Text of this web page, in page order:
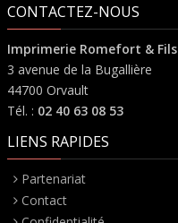
CONTACTEZ-NOUS
Imprimerie Romefort & Fils
3 avenue de la Bugallière
44700 Orvault
Tél. : 02 40 63 08 53
LIENS RAPIDES
Partenariat
Contact